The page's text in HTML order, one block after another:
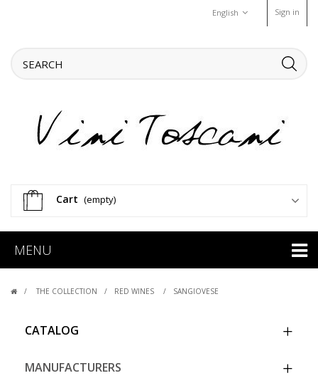
Sign in
English
Cart (empty)
MENU
THE COLLECTION RED WINES SANGIOVESE
CATALOG
MANUFACTURERS